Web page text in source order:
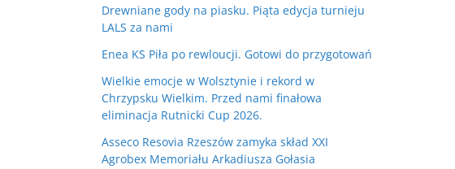
Drewniane gody na piasku. Piąta edycja turnieju
LALS za nami
Enea KS Piła po rewloucji. Gotowi do przygotowań
Wielkie emocje w Wolsztynie i rekord w
Chrzypsku Wielkim. Przed nami finałowa
eliminacja Rutnicki Cup 2026.
Asseco Resovia Rzeszów zamyka skład XXI
Agrobex Memoriału Arkadiusza Gołasia